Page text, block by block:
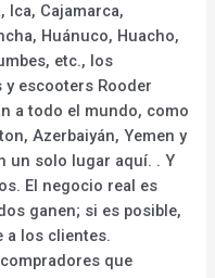
Ica, Cajamarca,
Huánuco, Huacho,
etc., los
escooters Rooder
a todo el mundo, como
Azerbaiyán, Yemen y
un solo lugar aquí. . Y
El negocio real es
ganen; si es posible,
a los clientes.
que